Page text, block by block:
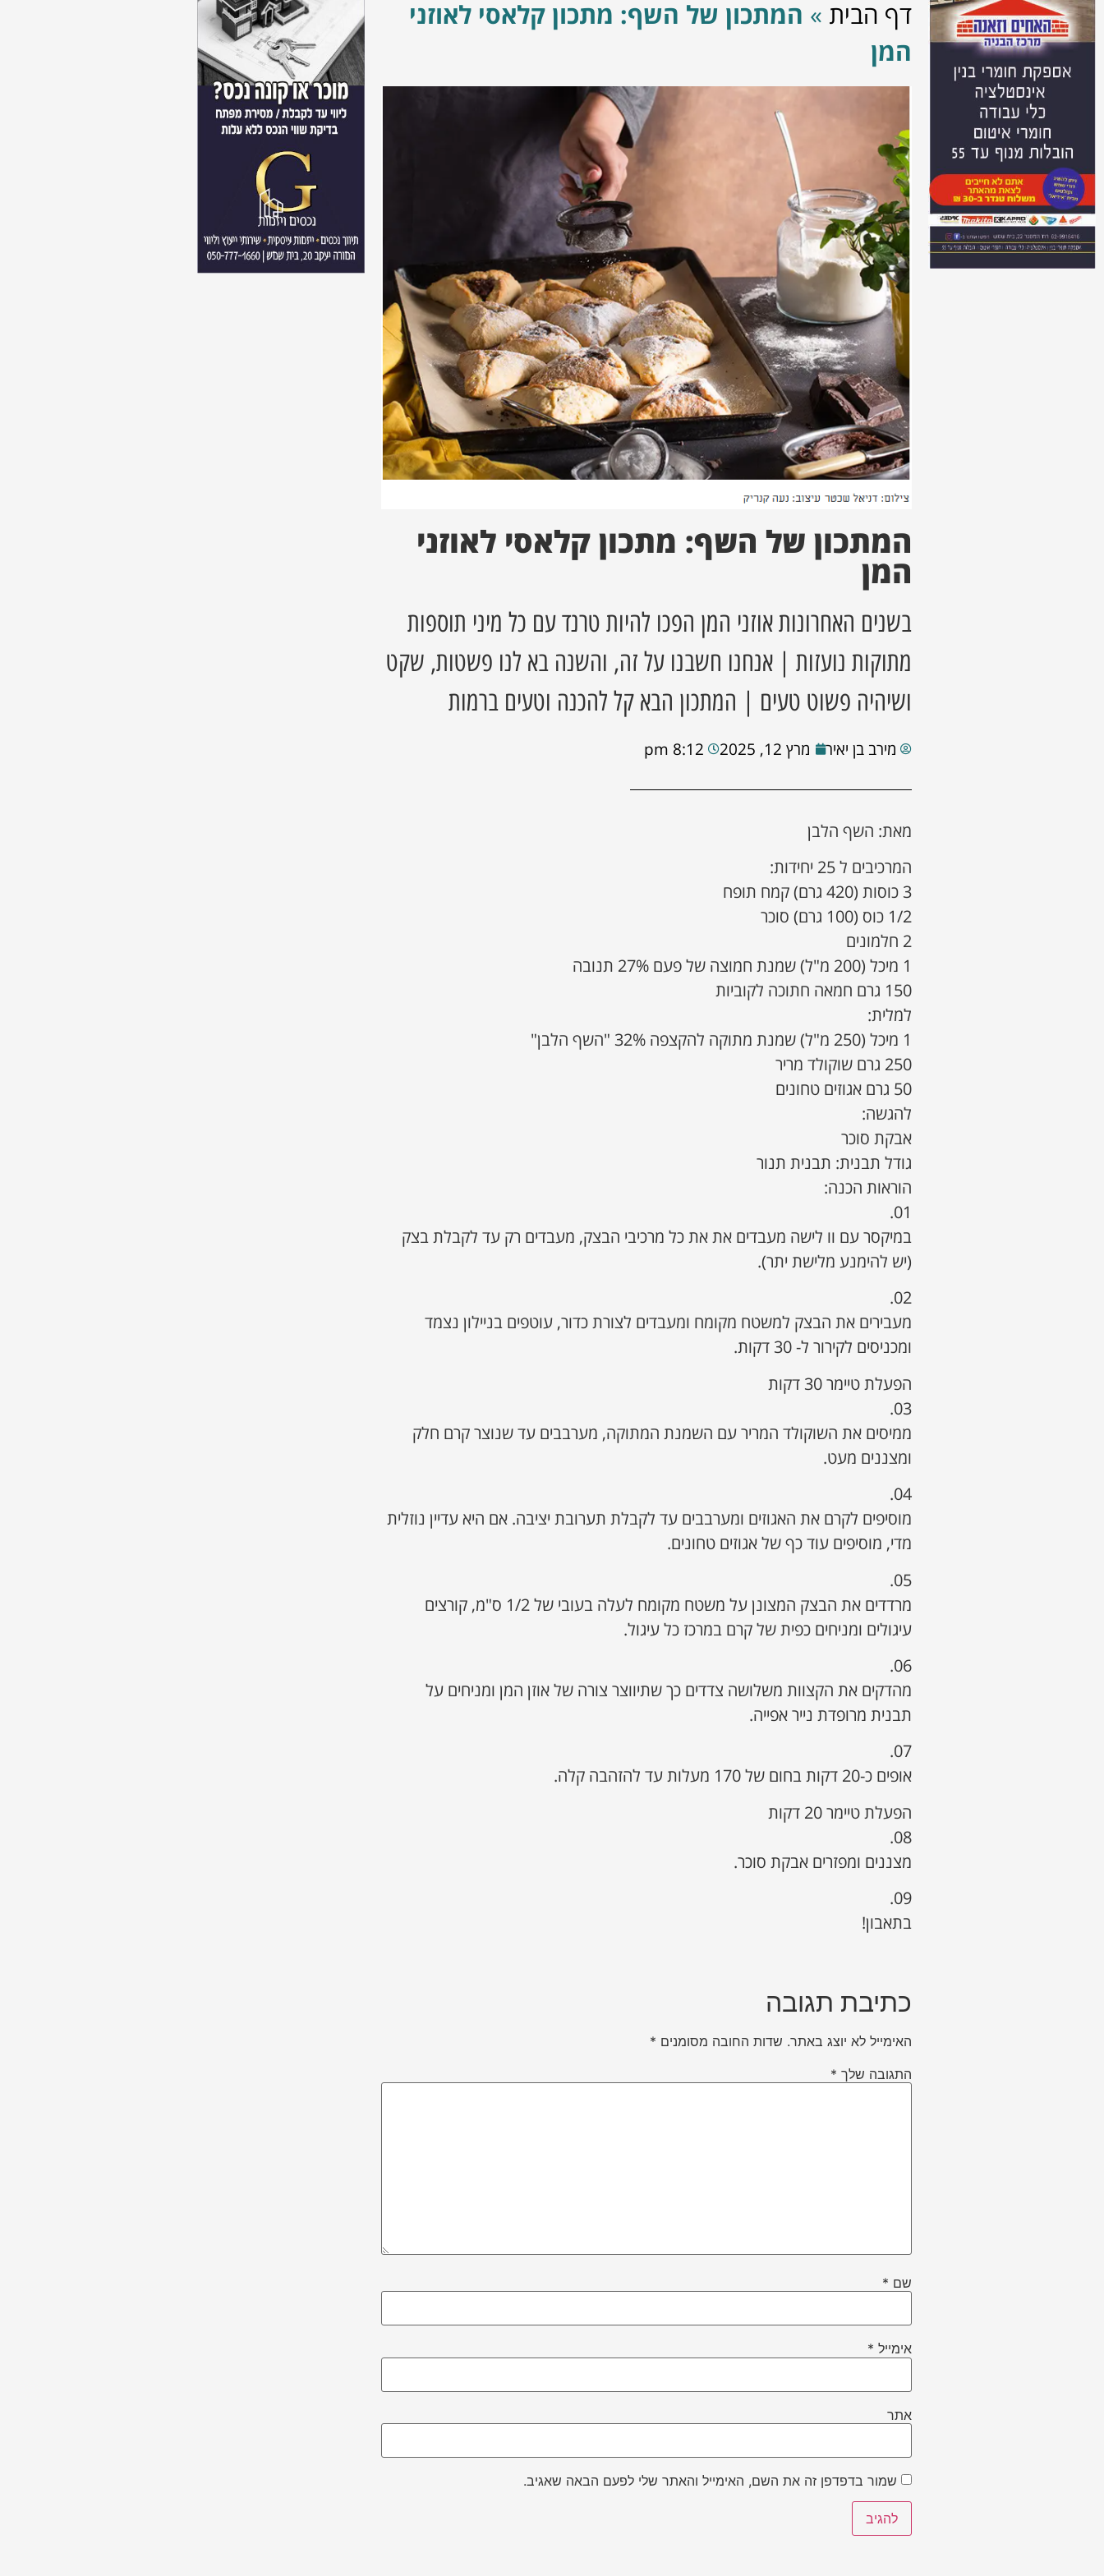
דף הבית » המתכון של השף: מתכון קלאסי לאוזני
המן
המתכון של השף: מתכון קלאסי לאוזני
המן
בשנים האחרונות אוזני המן הפכו להיות טרנד עם כל מיני תוספות
מתוקות נועזות | אנחנו חשבנו על זה, והשנה בא לנו פשטות, שקט
ושיהיה פשוט טעים | המתכון הבא קל להכנה וטעים ברמות
מירב בן יאיר מרץ 12, 2025 8:12 pm
מאת: השף הלבן
המרכיבים ל 25 יחידות:
3 כוסות (420 גרם) קמח תופח
1/2 כוס (100 גרם) סוכר
2 חלמונים
1 מיכל (200 מ"ל) שמנת חמוצה של פעם 27% תנובה
150 גרם חמאה חתוכה לקוביות
למלית:
1 מיכל (250 מ"ל) שמנת מתוקה להקצפה 32% "השף הלבן"
250 גרם שוקולד מריר
50 גרם אגוזים טחונים
להגשה:
אבקת סוכר
גודל תבנית: תבנית תנור
הוראות הכנה:
01.
במיקסר עם וו לישה מעבדים את את כל מרכיבי הבצק, מעבדים רק עד לקבלת בצק
(יש להימנע מלישת יתר).
02.
מעבירים את הבצק למשטח מקומח ומעבדים לצורת כדור, עוטפים בניילון נצמד
ומכניסים לקירור ל- 30 דקות.
הפעלת טיימר 30 דקות
03.
ממיסים את השוקולד המריר עם השמנת המתוקה, מערבבים עד שנוצר קרם חלק
ומצננים מעט.
04.
מוסיפים לקרם את האגוזים ומערבבים עד לקבלת תערובת יציבה. אם היא עדיין נוזלית
מדי, מוסיפים עוד כף של אגוזים טחונים.
05.
מרדדים את הבצק המצונן על משטח מקומח לעלה בעובי של 1/2 ס"מ, קורצים
עיגולים ומניחים כפית של קרם במרכז כל עיגול.
06.
מהדקים את הקצוות משלושה צדדים כך שתיווצר צורה של אוזן המן ומניחים על
תבנית מרופדת נייר אפייה.
07.
אופים כ-20 דקות בחום של 170 מעלות עד להזהבה קלה.
הפעלת טיימר 20 דקות
08.
מצננים ומפזרים אבקת סוכר.
09.
בתאבון!
כתיבת תגובה
האימייל לא יוצג באתר. שדות החובה מסומנים *
התגובה שלך *
שם *
אימייל *
אתר
שמור בדפדפן זה את השם, האימייל והאתר שלי לפעם הבאה שאגיב.